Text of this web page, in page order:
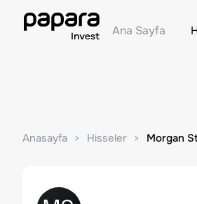
Ana Sayfa
Anasayfa Hisseler Morgan